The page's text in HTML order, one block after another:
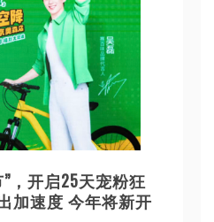
，开启25天宠粉狂
加速度 今年将新开